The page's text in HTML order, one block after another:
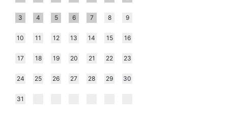
3 4 5 6 7 8 9
10 11 12 13 14 15 16
17 18 19 20 21 22 23
24 25 26 27 28 29 30
31